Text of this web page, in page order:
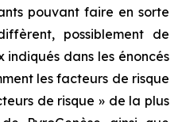
pouvant faire en sorte
possiblement de
dans les énoncés
les facteurs de risque
de risque » de la plus